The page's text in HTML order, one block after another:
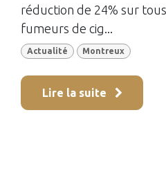
réduction de 24% sur
fumeurs de cig...
Actualité Montreux
Lire la suite